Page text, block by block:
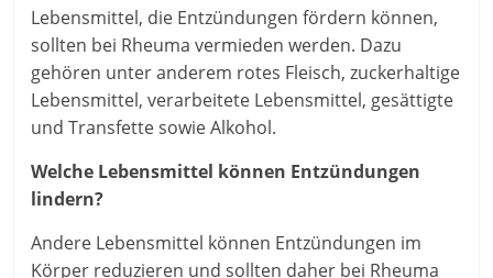
Lebensmittel, die Entzündungen fördern können,
sollten bei Rheuma vermieden werden. Dazu
gehören unter anderem rotes Fleisch, zuckerhaltige
Lebensmittel, verarbeitete Lebensmittel, gesättigte
und Transfette sowie Alkohol.
Welche Lebensmittel können Entzündungen
lindern?
Andere Lebensmittel können Entzündungen im
Körper reduzieren und sollten daher bei Rheuma